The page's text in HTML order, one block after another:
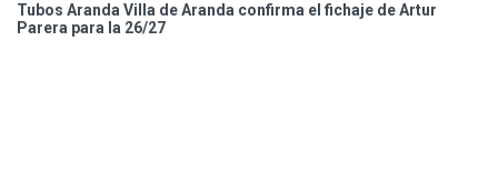
Tubos Aranda Villa de Aranda confirma el fichaje de Artur
Parera para la 26/27